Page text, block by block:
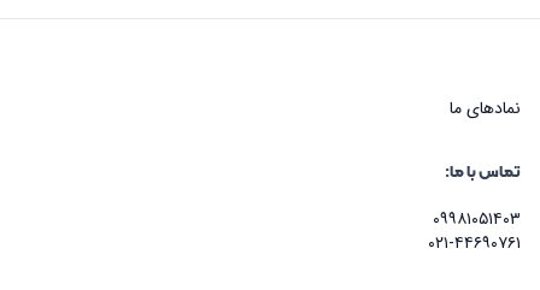
نماد‌های ما
تماس با ما:
۰۹۹۸۱۰۵۱۴۰۳
۰۲۱-۴۴۶۹۰۷۶۱